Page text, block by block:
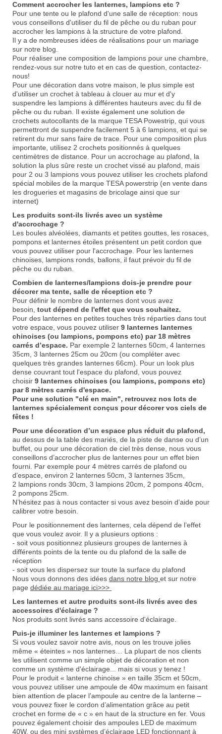
Comment accrocher les lanternes, lampions etc ?
Pour une tente ou le plafond d'une salle de réception: nous
vous conseillons d'utiliser du fil de pêche ou du ruban pour
accrocher les lampions à la structure de votre plafond.
Il y a de nombreuses idées de réalisations pour un mariage
sur notre blog.
Pour réaliser une composition de lampions pour une chambre,
rendez-vous sur notre tuto et en cas de question, contactez-
nous!
Pour une décoration dans votre maison, le plus simple est
d'utiliser un crochet à tableau à clouer au mur et d'y
suspendre les lampions à différentes hauteurs avec du fil de
pêche ou du ruban. Il existe également une solution de
crochets autocollants de la marque TESA Powestrip, qui vous
permettront de suspendre facilement 5 à 6 lampions, et qui se
retirent du mur sans faire de trace. Pour une composition plus
importante, utilisez 2 crochets positionnés à quelques
centimètres de distance. Pour un accrochage au plafond, la
solution la plus sûre reste un crochet vissé au plafond, mais
pour 2 ou 3 lampions vous pouvez utiliser les crochets plafond
spécial mobiles de la marque TESA powerstrip (en vente dans
les drogueries et magasins de bricolage ainsi que sur
internet)
Les produits sont-ils livrés avec un système
d'accrochage ?
Les boules alvéolées, diamants et petites gouttes, les rosaces,
pompons et lanternes étoiles présentent un petit cordon que
vous pouvez utiliser pour l'accrochage. Pour les lanternes
chinoises, lampions ronds, ballons, il faut prévoir du fil de
pêche ou du ruban.
Combien de lanternes/lampions dois-je prendre pour
décorer ma tente, salle de réception etc ?
Pour définir le nombre de lanternes dont vous avez
besoin, tout dépend de l'effet que vous souhaitez.
Pour des lanternes en petites touches très réparties dans tout
votre espace, vous pouvez utiliser 9 lanternes lanternes
chinoises (ou lampions, pompons etc) par 18 mètres
carrés d’espace. Par exemple 2 lanternes 50cm, 4 lanternes
35cm, 3 lanternes 25cm ou 20cm (ou compléter avec
quelques très grandes lanternes 66cm). Pour un look plus
dense couvrant tout l'espace du plafond, vous pouvez
choisir 9 lanternes chinoises (ou lampions, pompons etc)
par 8 mètres carrés d'espace.
Pour une solution "clé en main", retrouvez nos lots de
lanternes spécialement conçus pour décorer vos ciels de
fêtes !
Pour une décoration d’un espace plus réduit du plafond,
au dessus de la table des mariés, de la piste de danse ou d’un
buffet, ou pour une décoration de ciel très dense, nous vous
conseillons d’accrocher plus de lanternes pour un effet bien
fourni. Par exemple pour 4 mètres carrés de plafond ou
d’espace, environ 2 lanternes 50cm, 3 lanternes 35cm,
2 lampions ronds 30cm, 3 lampions 20cm, 2 pompons 40cm,
2 pompons 25cm.
N’hésitez pas à nous contacter si vous avez besoin d’aide pour
calibrer votre besoin.
Pour le positionnement des lanternes, cela dépend de l’effet
que vous voulez avoir. Il y a plusieurs options :
- soit vous positionnez plusieurs groupes de lanternes à
différents points de la tente ou du plafond de la salle de
réception
- soit vous les dispersez sur toute la surface du plafond
Nous vous donnons des idées dans notre blog et sur notre
page dédiée au mariage ici>>>
Les lanternes et autre produits sont-ils livrés avec des
accessoires d'éclairage ?
Nos produits sont livrés sans accessoire d'éclairage.
Puis-je illuminer les lanternes et lampions ?
Si vous voulez savoir notre avis, nous on les trouve jolies
même « éteintes » nos lanternes… La plupart de nos clients
les utilisent comme un simple objet de décoration et non
comme un système d'éclairage... mais si vous y tenez !
Pour le produit « lanterne chinoise » en taille 35cm et 50cm,
vous pouvez utiliser une ampoule de 40w maximum en faisant
bien attention de placer l’ampoule au centre de la lanterne –
vous pouvez fixer le cordon d’alimentation grâce au petit
crochet en forme de « c » en haut de la structure en fer. Vous
pouvez également choisir des ampoules LED de maximum
40W, ou des mini systèmes d’éclairage LED fonctionnant à